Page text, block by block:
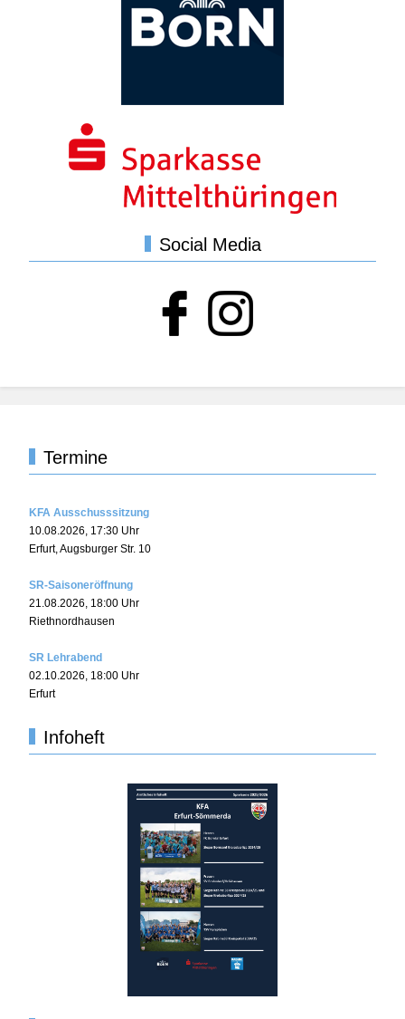
Social Media
Termine
KFA Ausschusssitzung
10.08.2026 17:30 Uhr
Erfurt, Augsburger Str. 10
SR-Saisoneröffnung
21.08.2026 18:00 Uhr
Riethnordhausen
SR Lehrabend
02.10.2026 18:00 Uhr
Erfurt
Infoheft